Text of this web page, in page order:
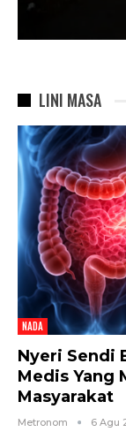
LINI MASA
NADA
Nyeri Sendi
Medis Yang
Masyarakat
Metronom 6 Agu